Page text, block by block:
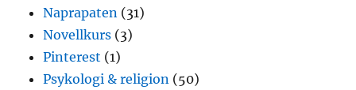
Naprapaten (31)
Novellkurs (3)
Pinterest (1)
Psykologi & religion (50)